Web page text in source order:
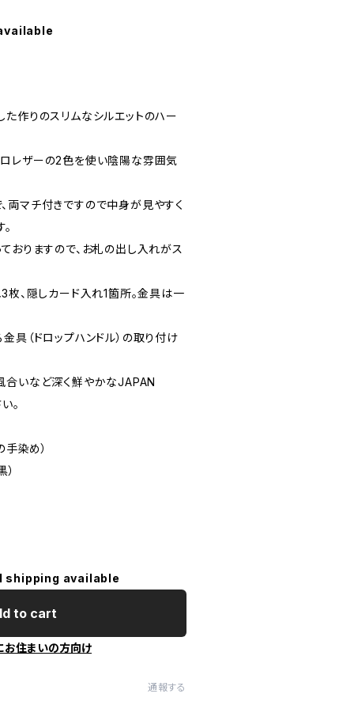
作りのスリムなシルエットのハー
レザーの2色を使い陰陽な雰囲気
両マチ付きですので中身が見やすく
おりますので、お札の出し入れがス
枚、隠しカード入れ1箇所。金具は一
具（ドロップハンドル）の取り付け
合いなど深く鮮やかなJAPAN
。
染め）
shipping available
to cart
お住まいの方向け
通報する